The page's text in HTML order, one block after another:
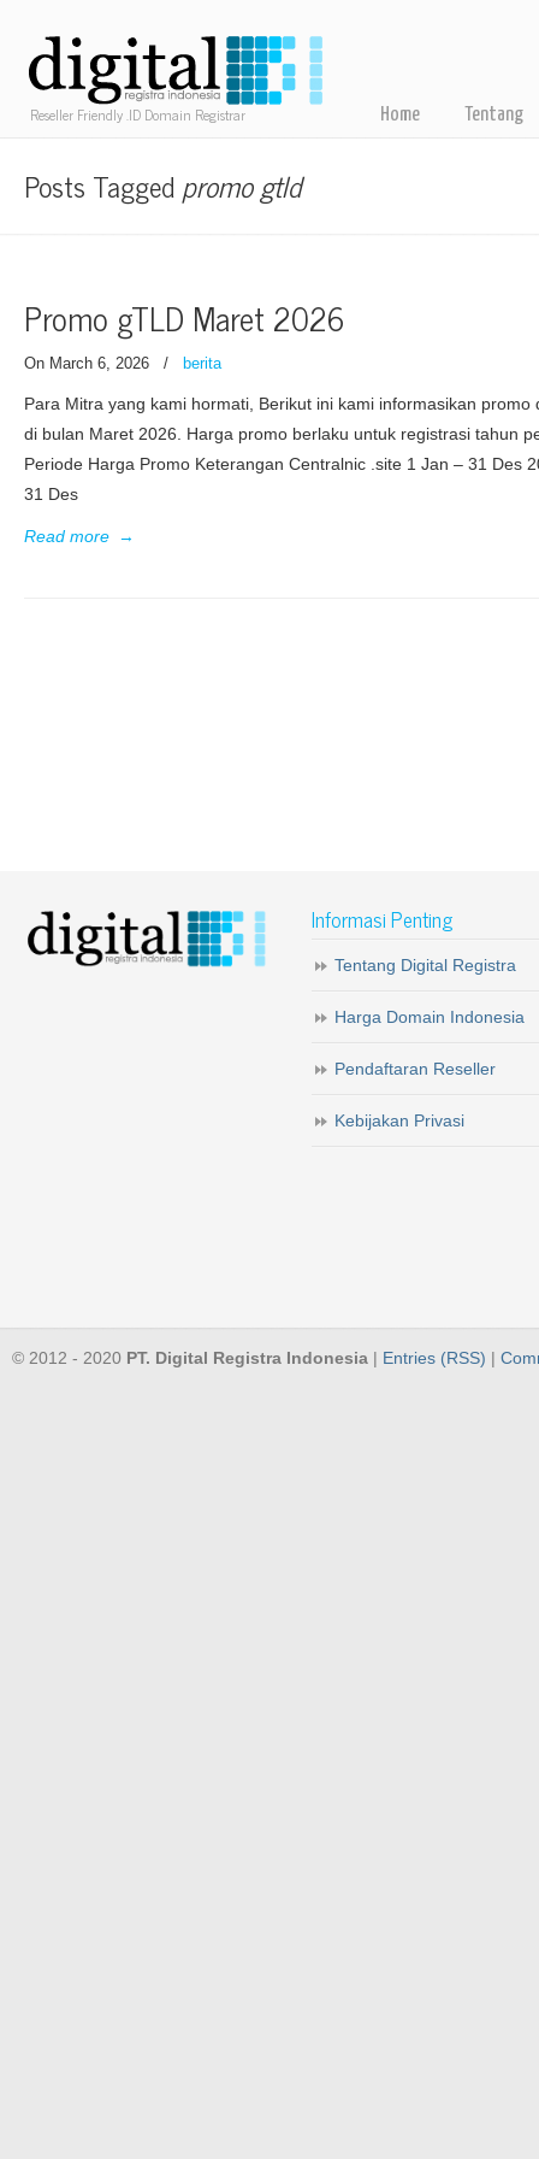
Reseller Friendly .ID Domain Registrar Home Tentang
Posts Taggedpromo gtld
Promo gTLD Maret 2026
On March 6, 2026 / berita
Para Mitra yang kami hormati, Berikut ini kami informasikan
di bulan Maret 2026. Harga promo berlaku untuk registrasi tahun
Periode Harga Promo Keterangan Centralnic .site 1 Jan – 31 Des
31 Des
Read more →
Informasi Penting
Tentang Digital Registra
Harga Domain Indonesia
Pendaftaran Reseller
Kebijakan Privasi
© 2012 - 2020 PT. Digital Registra Indonesia | Entries (RSS) |